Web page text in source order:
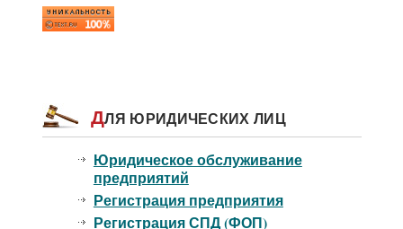
ДЛЯ ЮРИДИЧЕСКИХ ЛИЦ
Юридическое обслуживание
предприятий
Регистрация предприятия
Регистрация СПД (ФОП)